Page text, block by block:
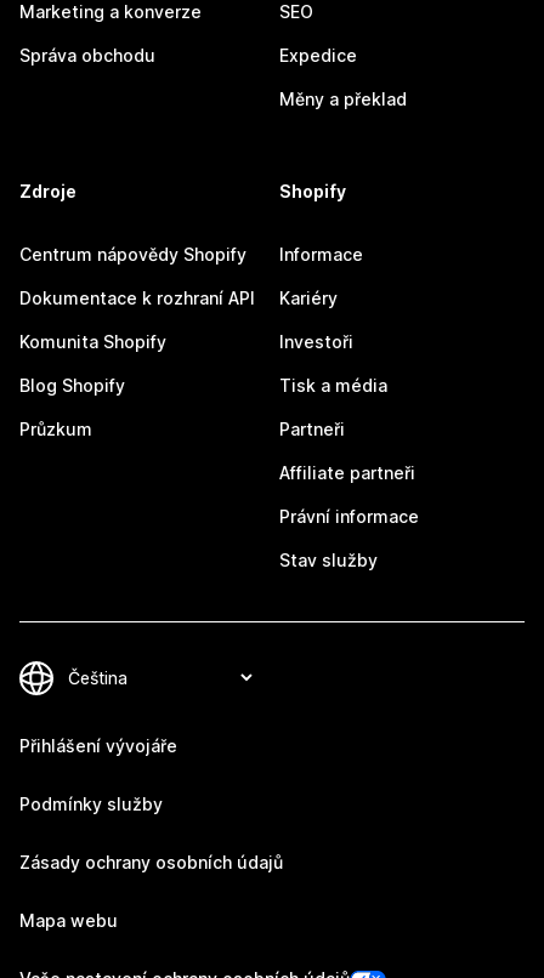
Marketing a konverze
Správa obchodu
SEO
Expedice
Měny a překlad
Zdroje
Centrum nápovědy Shopify
Dokumentace k rozhraní API
Komunita Shopify
Blog Shopify
Průzkum
Shopify
Informace
Kariéry
Investoři
Tisk a média
Partneři
Affiliate partneři
Právní informace
Stav služby
Přihlášení vývojáře
Podmínky služby
Zásady ochrany osobních údajů
Mapa webu